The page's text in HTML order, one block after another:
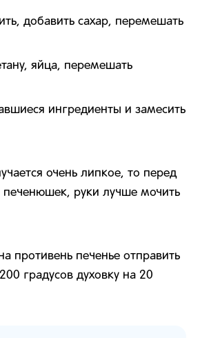
добавить сахар, перемешать
яйца, перемешать
ингредиенты и замесить
очень липкое, то перед
руки лучше мочить
противень печенье отправить
градусов духовку на 20